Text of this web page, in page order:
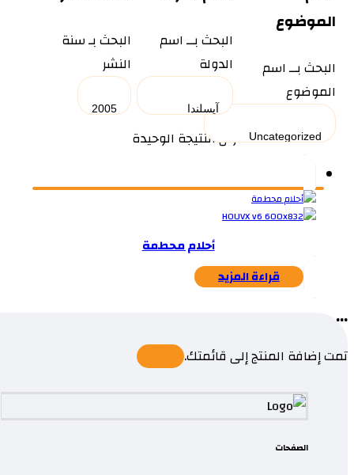
الموضوع
البحث بــ اسم
الموضوع
البحث بــ اسم
الدولة
البحث بـ سنة
النشر
عرض النتيجة الوحيدة
أحلام محطمة
قراءة المزيد
...
تمت إضافة المنتج إلى قائمتك.
الصفحات